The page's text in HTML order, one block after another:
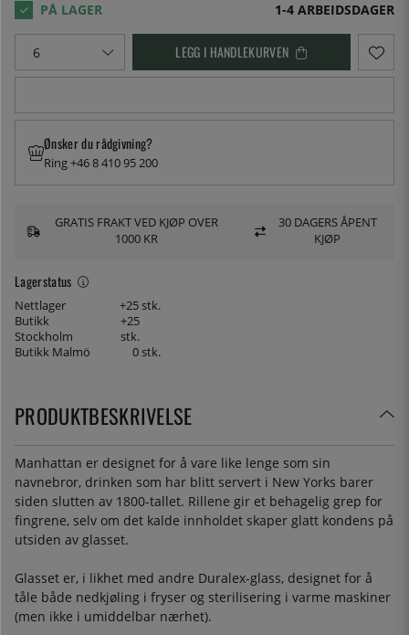
1-4 ARBEIDSDAGER
LEGG I HANDLEKURVEN
Lagerstatus
Nettlager
+25 stk.
Butikk
Stockholm
+25
stk.
Butikk Malmö
0 stk.
Ønsker du rådgivning?
Ring +46 8 410 95 200
GRATIS FRAKT VED KJØP OVER
1000 KR
30 DAGERS ÅPENT
KJØP
PRODUKTBESKRIVELSE
Manhattan er designet for å vare like lenge som sin
navnebror, drinken som har blitt servert i New Yorks barer
siden slutten av 1800-tallet. Rillene gir et behagelig grep for
fingrene, selv om det kalde innholdet skaper glatt kondens på
utsiden av glasset.
Glasset er, i likhet med andre Duralex-glass, designet for å
tåle både nedkjøling i fryser og sterilisering i varme maskiner
(men ikke i umiddelbar nærhet).